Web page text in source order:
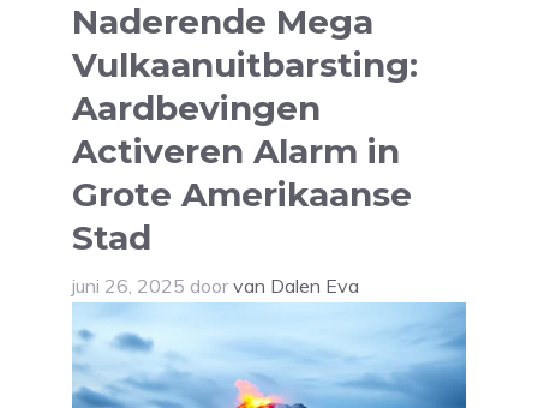
Naderende Mega
Vulkaanuitbarsting:
Aardbevingen
Activeren Alarm in
Grote Amerikaanse
Stad
juni 26, 2025 door van Dalen Eva